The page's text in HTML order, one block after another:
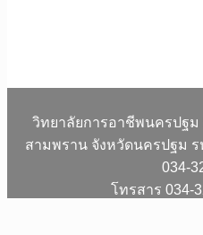
วิทยาลัยการอาชีพนครปฐม
สามพราน จังหวัดนครปฐม
034-
โทรสาร 034-